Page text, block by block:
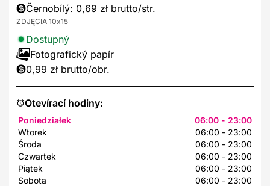
Otevírací hodiny:
Poniedziałek
06:00 - 23:00
Wtorek
06:00 - 23:00
Środa
06:00 - 23:00
Czwartek
06:00 - 23:00
Piątek
06:00 - 23:00
Sobota
06:00 - 23:00
Černobílý: 0,69 zł brutto/str.
ZDJĘCIA 10x15
Dostupný
Fotografický papír
0,99 zł brutto/obr.